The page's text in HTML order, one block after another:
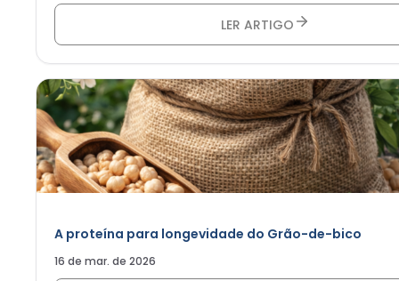
LER ARTIGO
A proteína para longevidade do Grão-de-bico
16 de mar. de 2026